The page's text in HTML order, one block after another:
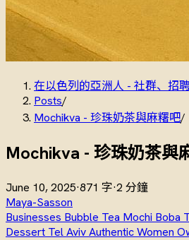
在以色列的亞洲人 - 社群、招
Posts/
Mochikva - 珍珠奶茶與麻糬吧/
Mochikva - 珍珠奶茶與
June 10, 2025·871 字·2 分鐘
Maya-Sasson
Businesses Bubble Tea Mochi Boba
Dessert Tel AvivAuthenticWomen